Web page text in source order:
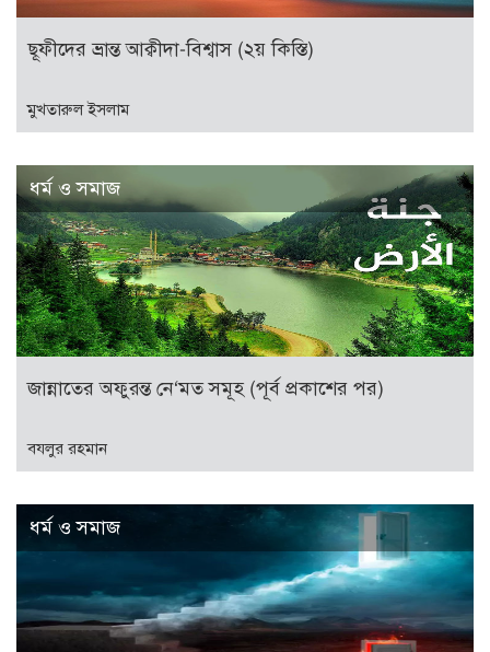
ছূফীদের ভ্রান্ত আক্বীদা-বিশ্বাস (২য় কিস্তি)
মুখতারুল ইসলাম
ধর্ম ও সমাজ
জান্নাতের অফুরন্ত নে‘মত সমূহ (পূর্ব প্রকাশের পর)
বযলুর রহমান
ধর্ম ও সমাজ